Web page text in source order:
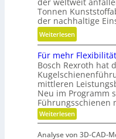
y
n
m
k
u
n
d
P
l
a
n
d
e
t
r
e
u
n
d
l
a
r
e
r
m
a
t
u
r
e
Tonnen
der nachhaltige
Weiterlesen:
K
u
n
s
s
t
o
f
Für mehr Flexibilität
Bosch Rexroth hat
mittleren
Neu im Programm
Führungsschienen
Weiterlesen:
F
Analyse von 3D-CAD-